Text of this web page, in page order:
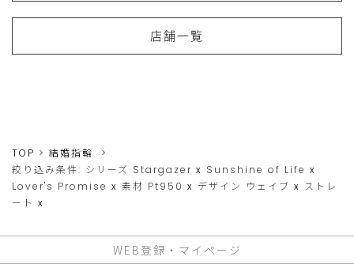
店舗一覧
TOP
結婚指輪
絞り込み条件: シリーズ Stargazer x Sunshine of Life x
Lover's Promise x 素材 Pt950 x デザイン ウェイブ x ストレ
ート x
WEB登録・マイページ